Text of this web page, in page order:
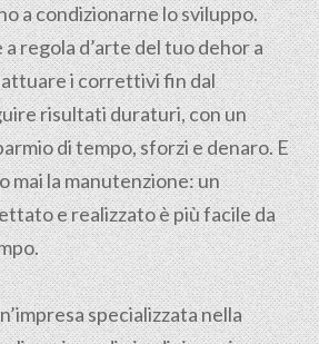
a condizionarne lo sviluppo.
regola d’arte del tuo dehor a
i correttivi fin dal
risultati duraturi, con un
di tempo, sforzi e denaro. E
mai la manutenzione: un
e realizzato è più facile da
specializzata nella